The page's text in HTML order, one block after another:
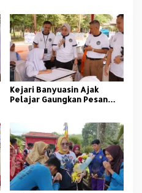
Kejari Banyuasin Ajak
Pelajar Gaungkan Pesan